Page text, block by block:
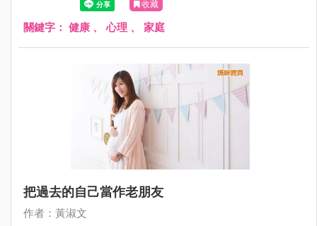
收藏
關鍵字： 健康 、心理 、 家庭
把過去的自己當作老朋友
作者：黃淑文